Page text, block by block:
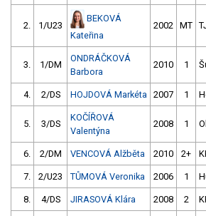
2. 1/U23
BEKOVÁ
Kateřina
2002 MT
3. 1/DM
ONDRÁČKOVÁ
Barbora
2010 1
4. 2/DS HOJDOVÁ Markéta 2007 1
5. 3/DS
KOČÍŘOVÁ
Valentýna
2008 1
6. 2/DM VENCOVÁ Alžběta 2010 2+
7. 2/U23 TŮMOVÁ Veronika 2006 1
8. 4/DS JIRASOVÁ Klára 2008 2